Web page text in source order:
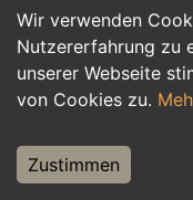
Wir verwenden
Nutzererfahrung zu
unserer Webseite
von Cookies zu.
Zustimmen
Personalwesen
Hilfskräfte,
Weiterbildung,